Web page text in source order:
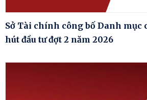
Sở Tài chính công bố Danh mục
hút đầu tư đợt 2 năm 2026